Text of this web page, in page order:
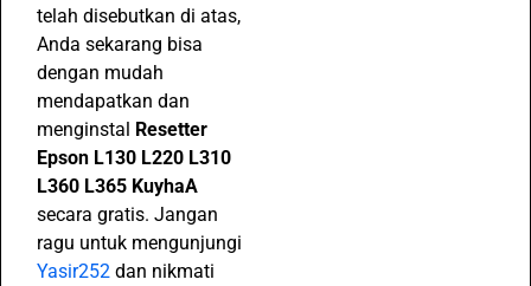
telah disebutkan di atas,
Anda sekarang bisa
dengan mudah
mendapatkan dan
menginstal Resetter
Epson L130 L220 L310
L360 L365 KuyhaA
secara gratis. Jangan
ragu untuk mengunjungi
Yasir252 dan nikmati